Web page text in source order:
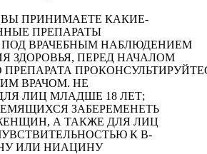
ПРИНИМАЕТЕ КАКИЕ-
ПРЕПАРАТЫ
ВРАЧЕБНЫМ НАБЛЮДЕНИЕМ
ЗДОРОВЬЯ, ПЕРЕД НАЧАЛОМ
ВРАЧОМ. НЕ
ЛИЦ МЛАДШЕ 18 ЛЕТ;
ЗАБЕРЕМЕНЕТЬ
А ТАКЖЕ ДЛЯ ЛИЦ
К Β-
ИЛИ НИАЦИНУ